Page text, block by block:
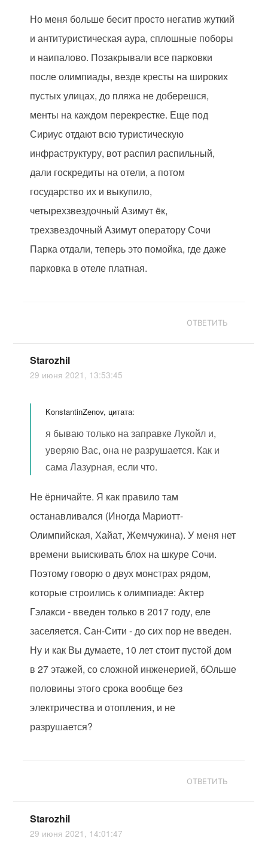
Но меня больше бесит просто негатив жуткий
и антитуристическая аура, сплошные поборы
и наипалово. Позакрывали все парковки
после олимпиады, везде кресты на широких
пустых улицах, до пляжа не доберешся,
менты на каждом перекрестке. Еще под
Сириус отдают всю туристическую
инфраструктуру, вот распил распильный,
дали госкредиты на отели, а потом
государство их и выкупило,
четырехзвездочный Азимут ëк,
трехзвездочный Азимут оператору Сочи
Парка отдали, теперь это помойка, где даже
парковка в отеле платная.
ОТВЕТИТЬ
Starozhil
29 июня 2021, 13:53:45
KonstantinZenov, цитата:
я бываю только на заправке Лукойл и,
уверяю Вас, она не разрушается. Как и
сама Лазурная, если что.
Не ёрничайте. Я как правило там
останавливался (Иногда Мариотт-
Олимпийская, Хайат, Жемчужина). У меня нет
времени выискивать блох на шкуре Сочи.
Поэтому говорю о двух монстрах рядом,
которые строились к олимпиаде: Актер
Гэлакси - введен только в 2017 году, еле
заселяется. Сан-Сити - до сих пор не введен.
Ну и как Вы думаете, 10 лет стоит пустой дом
в 27 этажей, со сложной инженерией, бОльше
половины этого срока вообще без
электричества и отопления, и не
разрушается?
ОТВЕТИТЬ
Starozhil
29 июня 2021, 14:01:47